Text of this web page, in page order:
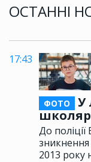
ОСТАННІ
17:43
ФОТО
У
До
2013 року